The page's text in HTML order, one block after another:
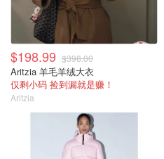
$198.99 $398.00
Aritzia 羊毛羊绒大衣
仅剩小码 捡到漏就是赚！
Aritzia